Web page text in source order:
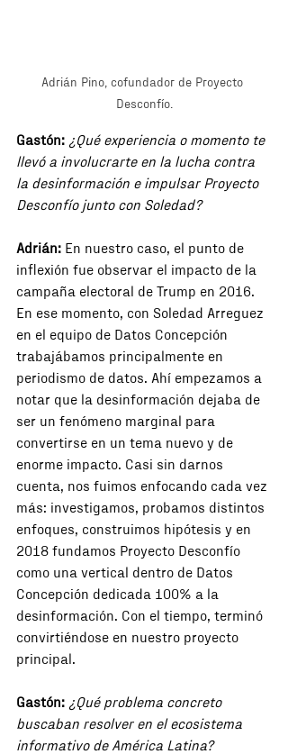
Adrián Pino, cofundador de Proyecto
Desconfío.
Gastón: ¿Qué experiencia o momento te
llevó a involucrarte en la lucha contra
la desinformación e impulsar Proyecto
Desconfío junto con Soledad?
Adrián: En nuestro caso, el punto de
inflexión fue observar el impacto de la
campaña electoral de Trump en 2016.
En ese momento, con Soledad Arreguez
en el equipo de Datos Concepción
trabajábamos principalmente en
periodismo de datos. Ahí empezamos a
notar que la desinformación dejaba de
ser un fenómeno marginal para
convertirse en un tema nuevo y de
enorme impacto. Casi sin darnos
cuenta, nos fuimos enfocando cada vez
más: investigamos, probamos distintos
enfoques, construimos hipótesis y en
2018 fundamos Proyecto Desconfío
como una vertical dentro de Datos
Concepción dedicada 100% a la
desinformación. Con el tiempo, terminó
convirtiéndose en nuestro proyecto
principal.
Gastón: ¿Qué problema concreto
buscaban resolver en el ecosistema
informativo de América Latina?